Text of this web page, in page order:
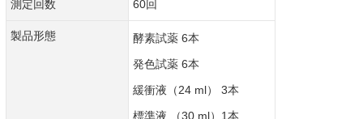
測定回数 60回
製品形態
酵素試薬 6本
発色試薬 6本
緩衝液（24 ml） 3本
標準液 （30 ml）1本